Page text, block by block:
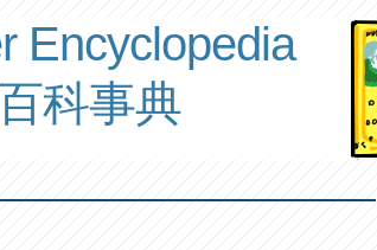
Encyclopedia
科事典